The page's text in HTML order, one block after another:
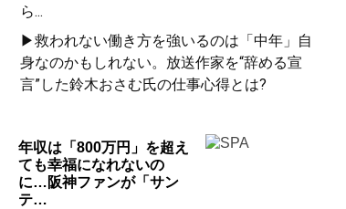
ら...
▶救われない働き方を強いるのは「中年」自
身なのかもしれない。放送作家を“辞める宣
言”した鈴木おさむ氏の仕事心得とは?
年収は「800万円」を超え
ても幸福になれないの
に…阪神ファンが「サン
テ…